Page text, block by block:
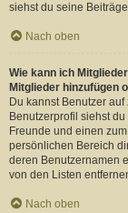
siehst du seine
Nach oben
Wie kann ich
Mitglieder hinzufügen
Du kannst Benutzer
Benutzerprofil siehst
Freunde und einen
persönlichen Bereich
deren Benutzernamen
von den Listen
Nach oben